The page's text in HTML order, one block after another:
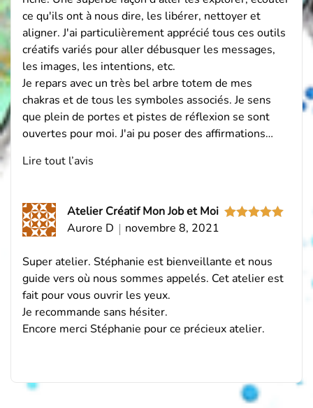
ce qu'ils ont à nous dire, les libérer, nettoyer et
aligner. J'ai particulièrement apprécié tous ces outils
créatifs variés pour aller débusquer les messages,
les images, les intentions, etc.
Je repars avec un très bel arbre totem de mes
chakras et de tous les symboles associés. Je sens
que plein de portes et pistes de réflexion se sont
ouvertes pour moi. J'ai pu poser des affirmations…
Lire tout l’avis
Atelier Créatif Mon Job et Moi
Aurore D
novembre 8, 2021
Super atelier. Stéphanie est bienveillante et nous
guide vers où nous sommes appelés. Cet atelier est
fait pour vous ouvrir les yeux.
Je recommande sans hésiter.
Encore merci Stéphanie pour ce précieux atelier.